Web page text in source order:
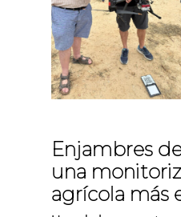
Enjambres
una
agrícola más